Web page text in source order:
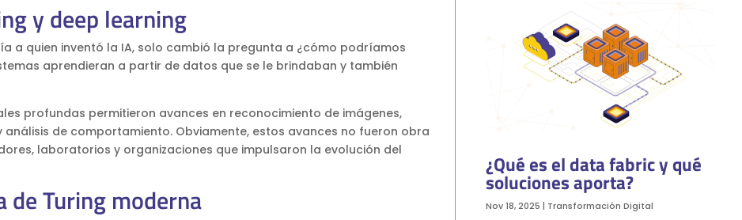
y deep learning
a quien inventó la IA, solo cambió la pregunta a ¿cómo podríamos
aprendieran a partir de datos que se le brindaban y también
profundas permitieron avances en reconocimiento de imágenes,
de comportamiento. Obviamente, estos avances no fueron obra
laboratorios y organizaciones que impulsaron la evolución del
de Turing moderna
¿Qué es el data fabric y qué
soluciones aporta?
Nov 18, 2025 | Transformación Digital